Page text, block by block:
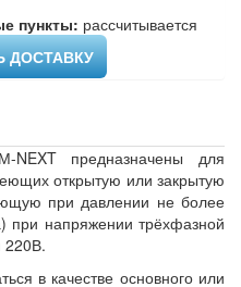
пункты: рассчитывается
ДОСТАВКУ
NEXT предназначены для
открытую или закрытую
при давлении не более
напряжении трёхфазной
220В.
в качестве основного или